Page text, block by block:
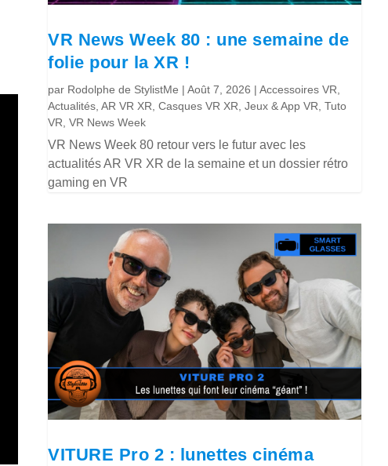
VR News Week 80 : une semaine de
folie pour la XR !
par Rodolphe de StylistMe |Août 7, 2026 |Accessoires VR
Actualités ,AR VR XR ,Casques VR XR ,Jeux & App VR ,Tuto
VR ,VR News Week
VR News Week 80 retour vers le futur avec les
actualités AR VR XR de la semaine et un dossier rétro
gaming en VR
VITURE Pro 2 : lunettes cinéma